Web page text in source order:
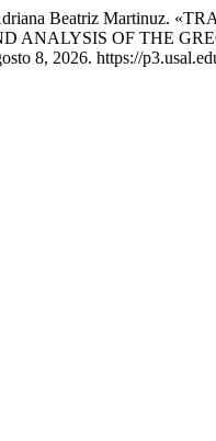
Adriana Beatriz
ANALYSIS OF THE
8, 2026. https://